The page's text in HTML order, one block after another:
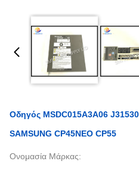
Οδηγός MSDC015A3A06
SAMSUNG CP45NEO CP55
Ονομασία Μάρκας: